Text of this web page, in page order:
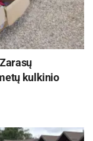
kulkinio